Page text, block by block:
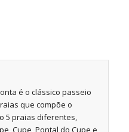
é o clássico passeio
que compõe o
5 praias diferentes,
Cupe, Pontal do Cupe e